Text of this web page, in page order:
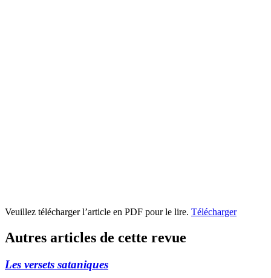
Veuillez télécharger l’article en PDF pour le lire. Télécharger
Autres articles de cette revue
Les versets sataniques